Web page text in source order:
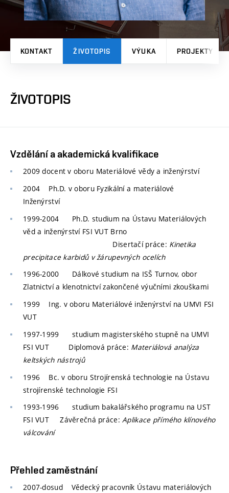
KONTAKT ŽIVOTOPIS VÝUKA PROJEKTY
ŽIVOTOPIS
Vzdělání a akademická kvalifikace
2009 docent v oboru Materiálové vědy a inženýrství
2004
Ph.D. v oboru Fyzikální a materiálové
Inženýrství
1999-2004
Ph.D. studium na Ústavu Materiálových
věd a inženýrství FSI VUT Brno
Disertačí práce: Kinetika
precipitace karbidů v žárupevných ocelích
1996-2000
Dálkové studium na ISŠ Turnov, obor
Zlatnictví a klenotnictví zakončené výučními zkouškami
1999
Ing. v oboru Materiálové inženýrství na UMVI FSI
VUT
1997-1999
studium magisterského stupně na UMVI
FSI VUT Diplomová práce: Materiálová analýza
keltských nástrojů
1996
Bc. v oboru Strojírenská technologie na Ústavu
strojírenské technologie FSI
1993-1996
studium bakalářského programu na UST
FSI VUTZávěrečná práce:Aplikace přímého klínového
válcování
Přehled zaměstnání
2007-dosud
Vědecký pracovník Ústavu materiálových